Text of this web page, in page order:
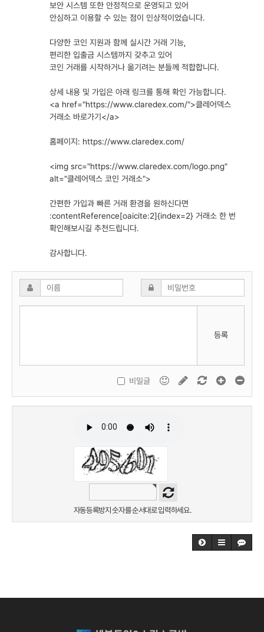
보안 시스템 또한 안정적으로 운영되고 있어
안심하고 이용할 수 있는 점이 인상적이었습니다.
다양한 코인 지원과 함께 실시간 거래 기능,
편리한 입출금 시스템까지 갖추고 있어
코인 거래를 시작하거나 옮기려는 분들께 적합합니다.
상세 내용 및 가입은 아래 링크를 통해 확인 가능합니다.
<a href="https://www.claredex.com/">클레어덱스
거래소 바로가기</a>
홈페이지: https://www.claredex.com/
<img src="https://www.claredex.com/logo.png"
alt="클레어덱스 코인 거래소">
간편한 가입과 빠른 거래 환경을 원하신다면
:contentReference[oaicite:2]{index=2} 거래소 한 번
확인해보시길 추천드립니다.
감사합니다.
등록
비밀글
자동등록방지 숫자를 순서대로 입력하세요.